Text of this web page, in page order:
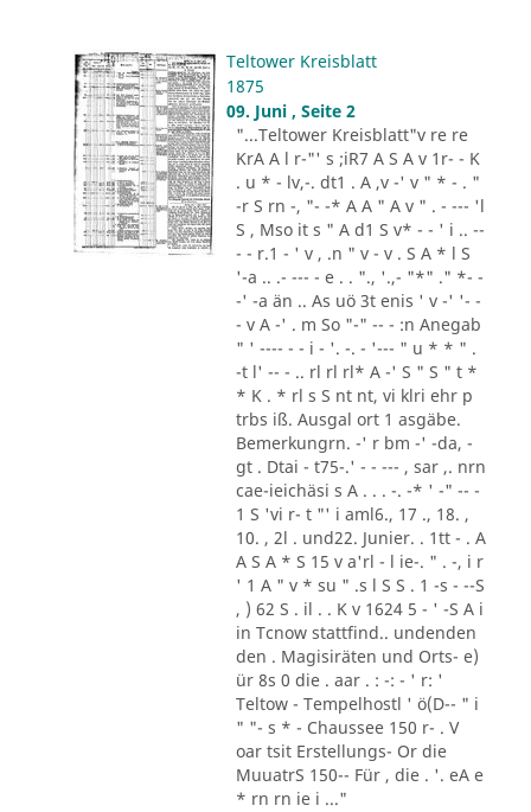
Teltower Kreisblatt
1875
09. Juni , Seite 2
"...Teltower Kreisblatt"v re re
KrA A l r-"' s ;iR7 A S A v 1r- - K
. u * - lv,-. dt1 . A ,v -' v " * - . "
-r S rn -, "- -* A A " A v " . - --- 'l
S , Mso it s " A d1 S v* - - ' i .. --
- - r.1 - ' v , .n " v - v . S A * l S
'-a .. .- --- - e . . "., '.,- "*" ." *- -
-' -a än .. As uö 3t enis ' v -' '- -
- v A -' . m So "-" -- - :n Anegab
" ' ---- - - i - '. -. - '--- " u * * " .
-t l' -- - .. rl rl rl* A -' S " S " t *
* K . * rl s S nt nt, vi klri ehr p
trbs iß. Ausgal ort 1 asgäbe.
Bemerkungrn. -' r bm -' -da, -
gt . Dtai - t75-.' - - --- , sar ,. nrn
cae-ieichäsi s A . . . -. -* ' -" -- -
1 S 'vi r- t "' i aml6., 17 ., 18. ,
10. , 2l . und22. Junier. . 1tt - . A
A S A * S 15 v a'rl - l ie-. " . -, i r
' 1 A " v * su " .s l S S . 1 -s - --S
, ) 62 S . il . . K v 1624 5 - ' -S A i
in Tcnow stattfind.. undenden
den . Magisiräten und Orts- e)
ür 8s 0 die . aar . : -: - ' r: '
Teltow - Tempelhostl ' ö(D-- " i
" "- s * - Chaussee 150 r- . V
oar tsit Erstellungs- Or die
MuuatrS 150-- Für , die . '. eA e
* rn rn ie i ..."